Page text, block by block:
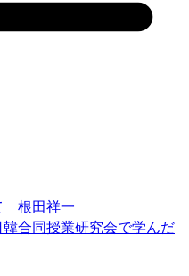
根田祥一
合同授業研究会で学んだ